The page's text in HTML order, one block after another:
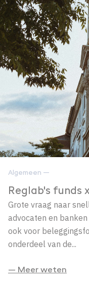
Algemeen —
Reglab's funds
Grote vraag naar
advocaten en
ook voor
onderdeel van de...
— Meer weten